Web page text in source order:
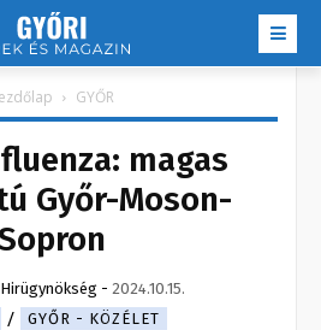
GYŐR
magas
Győr-Moson-
- 2024.10.15.
GYŐR - KÖZÉLET